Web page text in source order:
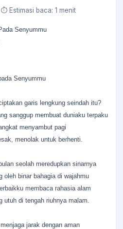
⏱ Estimasi baca: 1 menit
Senyummu
Senyummu
garis lengkung seindah itu?
sanggup membuat duniaku terpaku
menyambut pagi
menolak untuk berhenti.
seolah meredupkan sinarnya
oleh binar bahagia di wajahmu
membaca rahasia alam
utuh di tengah riuhnya malam.
jarak dengan aman